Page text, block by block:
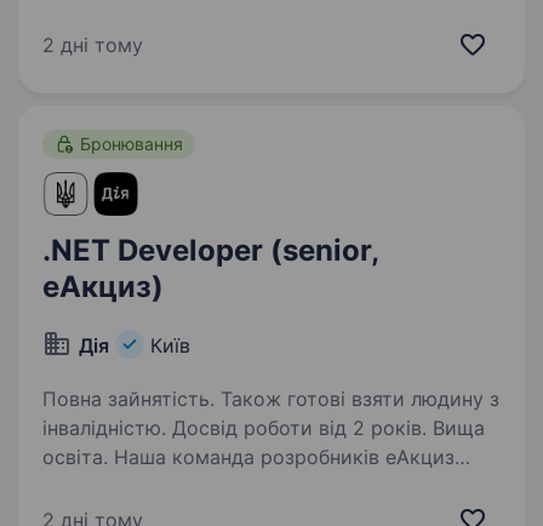
у проєктуванні рішень. Співпраця з командою
2 дні тому
Бронювання
.NET Developer (senior,
еАкциз)
Дія Київ
Повна зайнятість. Також готові взяти людину з
інвалідністю. Досвід роботи від 2 років. Вища
освіта. Наша команда розробників еАкциз
нового покоління: швидко, надійно та з
2 дні тому